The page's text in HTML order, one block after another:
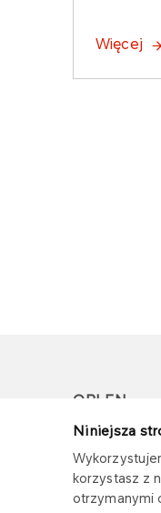
Niniejsza
korzystasz z
otrzymanymi
Więcej
ORLEN
Copyright
Wszystkie